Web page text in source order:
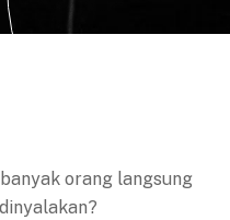
orang langsung